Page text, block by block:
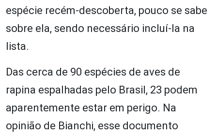
espécie recém-descoberta, pouco se sabe
sobre ela, sendo necessário incluí-la na
lista.
Das cerca de 90 espécies de aves de
rapina espalhadas pelo Brasil, 23 podem
aparentemente estar em perigo. Na
opinião de Bianchi, esse documento